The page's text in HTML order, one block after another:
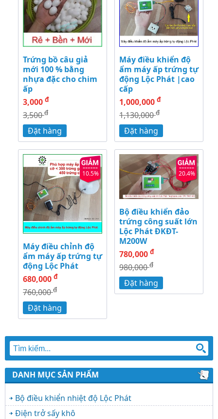
Trứng bồ câu giả
mới 100 % bằng
nhựa đặc cho chim
ấp
3,000 đ
3,500đ
Đặt hàng
Máy điều khiển độ
ẩm máy ấp trứng tự
động Lộc Phát |cao
cấp
1,000,000 đ
1,130,000đ
Đặt hàng
10.5%
Máy điều chỉnh độ
ẩm máy ấp trứng tự
động Lộc Phát
680,000 đ
760,000đ
Đặt hàng
20.4%
Bộ điều khiển đảo
trứng công suất lớn
Lộc Phát ĐKĐT-
M200W
780,000 đ
980,000đ
Đặt hàng
DANH MỤC SẢN PHẨM
Bộ điều khiển nhiệt độ Lộc Phát
Điện trở sấy khô